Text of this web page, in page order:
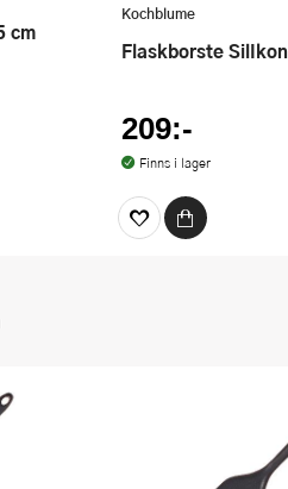
Kochblume
Flaskborste
209:-
Finns i lager